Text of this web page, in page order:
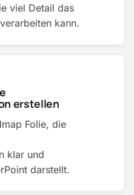
viel Detail das
kann.
erstellen
Folie, die
klar und
darstellt.